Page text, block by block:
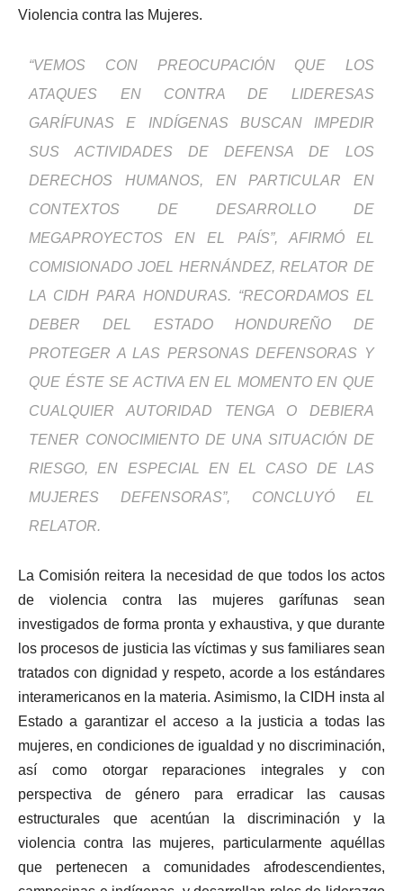
Violencia contra las Mujeres.
“VEMOS CON PREOCUPACIÓN QUE LOS
ATAQUES EN CONTRA DE LIDERESAS
GARÍFUNAS E INDÍGENAS BUSCAN IMPEDIR
SUS ACTIVIDADES DE DEFENSA DE LOS
DERECHOS HUMANOS, EN PARTICULAR EN
CONTEXTOS DE DESARROLLO DE
MEGAPROYECTOS EN EL PAÍS”, AFIRMÓ EL
COMISIONADO JOEL HERNÁNDEZ, RELATOR DE
LA CIDH PARA HONDURAS. “RECORDAMOS EL
DEBER DEL ESTADO HONDUREÑO DE
PROTEGER A LAS PERSONAS DEFENSORAS Y
QUE ÉSTE SE ACTIVA EN EL MOMENTO EN QUE
CUALQUIER AUTORIDAD TENGA O DEBIERA
TENER CONOCIMIENTO DE UNA SITUACIÓN DE
RIESGO, EN ESPECIAL EN EL CASO DE LAS
MUJERES DEFENSORAS”, CONCLUYÓ EL
RELATOR.
La Comisión reitera la necesidad de que todos los actos
de violencia contra las mujeres garífunas sean
investigados de forma pronta y exhaustiva, y que durante
los procesos de justicia las víctimas y sus familiares sean
tratados con dignidad y respeto, acorde a los estándares
interamericanos en la materia. Asimismo, la CIDH insta al
Estado a garantizar el acceso a la justicia a todas las
mujeres, en condiciones de igualdad y no discriminación,
así como otorgar reparaciones integrales y con
perspectiva de género para erradicar las causas
estructurales que acentúan la discriminación y la
violencia contra las mujeres, particularmente aquéllas
que pertenecen a comunidades afrodescendientes,